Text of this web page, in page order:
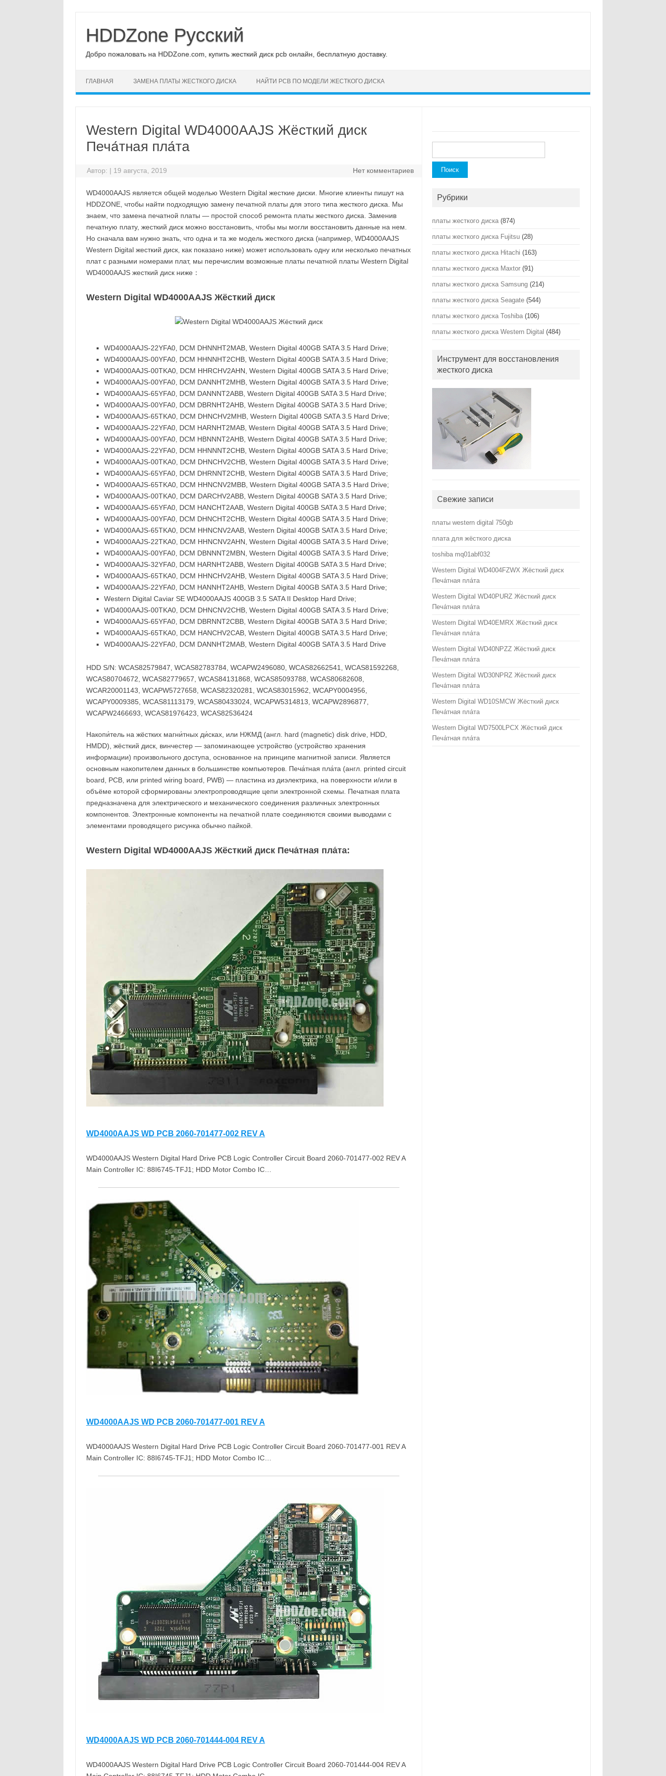
содержимому
HDDZone Русский
Добро пожаловать на HDDZone.com, купить жесткий диск pcb онлайн, бесплатную доставку.
ГЛАВНАЯ ЗАМЕНА ПЛАТЫ ЖЕСТКОГО ДИСКА НАЙТИ PCB ПО МОДЕЛИ ЖЕСТКОГО ДИСКА
Western Digital WD4000AAJS Жёсткий диск
Печа́тная пла́та
Автор: | 19 августа, 2019 Нет комментариев
WD4000AAJS является общей моделью Western Digital жесткие диски. Многие клиенты пишут на
HDDZONE, чтобы найти подходящую замену печатной платы для этого типа жесткого диска. Мы
знаем, что замена печатной платы — простой способ ремонта платы жесткого диска. Заменив
печатную плату, жесткий диск можно восстановить, чтобы мы могли восстановить данные на нем.
Но сначала вам нужно знать, что одна и та же модель жесткого диска (например, WD4000AAJS
Western Digital жесткий диск, как показано ниже) может использовать одну или несколько печатных
плат с разными номерами плат, мы перечислим возможные платы печатной платы Western Digital
WD4000AAJS жесткий диск ниже：
Western Digital WD4000AAJS Жёсткий диск
WD4000AAJS-22YFA0, DCM DHNNHT2MAB, Western Digital 400GB SATA 3.5 Hard Drive;
WD4000AAJS-00YFA0, DCM HHNNHT2CHB, Western Digital 400GB SATA 3.5 Hard Drive;
WD4000AAJS-00TKA0, DCM HHRCHV2AHN, Western Digital 400GB SATA 3.5 Hard Drive;
WD4000AAJS-00YFA0, DCM DANNHT2MHB, Western Digital 400GB SATA 3.5 Hard Drive;
WD4000AAJS-65YFA0, DCM DANNNT2ABB, Western Digital 400GB SATA 3.5 Hard Drive;
WD4000AAJS-00YFA0, DCM DBRNHT2AHB, Western Digital 400GB SATA 3.5 Hard Drive;
WD4000AAJS-65TKA0, DCM DHNCHV2MHB, Western Digital 400GB SATA 3.5 Hard Drive;
WD4000AAJS-22YFA0, DCM HARNHT2MAB, Western Digital 400GB SATA 3.5 Hard Drive;
WD4000AAJS-00YFA0, DCM HBNNNT2AHB, Western Digital 400GB SATA 3.5 Hard Drive;
WD4000AAJS-22YFA0, DCM HHNNNT2CHB, Western Digital 400GB SATA 3.5 Hard Drive;
WD4000AAJS-00TKA0, DCM DHNCHV2CHB, Western Digital 400GB SATA 3.5 Hard Drive;
WD4000AAJS-65YFA0, DCM DHRNNT2CHB, Western Digital 400GB SATA 3.5 Hard Drive;
WD4000AAJS-65TKA0, DCM HHNCNV2MBB, Western Digital 400GB SATA 3.5 Hard Drive;
WD4000AAJS-00TKA0, DCM DARCHV2ABB, Western Digital 400GB SATA 3.5 Hard Drive;
WD4000AAJS-65YFA0, DCM HANCHT2AAB, Western Digital 400GB SATA 3.5 Hard Drive;
WD4000AAJS-00YFA0, DCM DHNCHT2CHB, Western Digital 400GB SATA 3.5 Hard Drive;
WD4000AAJS-65TKA0, DCM HHNCNV2AAB, Western Digital 400GB SATA 3.5 Hard Drive;
WD4000AAJS-22TKA0, DCM HHNCNV2AHN, Western Digital 400GB SATA 3.5 Hard Drive;
WD4000AAJS-00YFA0, DCM DBNNNT2MBN, Western Digital 400GB SATA 3.5 Hard Drive;
WD4000AAJS-32YFA0, DCM HARNHT2ABB, Western Digital 400GB SATA 3.5 Hard Drive;
WD4000AAJS-65TKA0, DCM HHNCHV2AHB, Western Digital 400GB SATA 3.5 Hard Drive;
WD4000AAJS-22YFA0, DCM HANNHT2AHB, Western Digital 400GB SATA 3.5 Hard Drive;
Western Digital Caviar SE WD4000AAJS 400GB 3.5 SATA II Desktop Hard Drive;
WD4000AAJS-00TKA0, DCM DHNCNV2CHB, Western Digital 400GB SATA 3.5 Hard Drive;
WD4000AAJS-65YFA0, DCM DBRNNT2CBB, Western Digital 400GB SATA 3.5 Hard Drive;
WD4000AAJS-65TKA0, DCM HANCHV2CAB, Western Digital 400GB SATA 3.5 Hard Drive;
WD4000AAJS-22YFA0, DCM DANNHT2MAB, Western Digital 400GB SATA 3.5 Hard Drive
HDD S/N: WCAS82579847, WCAS82783784, WCAPW2496080, WCAS82662541, WCAS81592268,
WCAS80704672, WCAS82779657, WCAS84131868, WCAS85093788, WCAS80682608,
WCAR20001143, WCAPW5727658, WCAS82320281, WCAS83015962, WCAPY0004956,
WCAPY0009385, WCAS81113179, WCAS80433024, WCAPW5314813, WCAPW2896877,
WCAPW2466693, WCAS81976423, WCAS82536424
Накопи́тель на жёстких магни́тных ди́сках, или НЖМД (англ. hard (magnetic) disk drive, HDD,
HMDD), жёсткий диск, винчестер — запоминающее устройство (устройство хранения
информации) произвольного доступа, основанное на принципе магнитной записи. Является
основным накопителем данных в большинстве компьютеров. Печа́тная пла́та (англ. printed circuit
board, PCB, или printed wiring board, PWB) — пластина из диэлектрика, на поверхности и/или в
объёме которой сформированы электропроводящие цепи электронной схемы. Печатная плата
предназначена для электрического и механического соединения различных электронных
компонентов. Электронные компоненты на печатной плате соединяются своими выводами с
элементами проводящего рисунка обычно пайкой.
Western Digital WD4000AAJS Жёсткий диск Печа́тная пла́та:
WD4000AAJS WD PCB 2060-701477-002 REV A
WD4000AAJS Western Digital Hard Drive PCB Logic Controller Circuit Board 2060-701477-002 REV A
Main Controller IC: 88I6745-TFJ1; HDD Motor Combo IC…
WD4000AAJS WD PCB 2060-701477-001 REV A
WD4000AAJS Western Digital Hard Drive PCB Logic Controller Circuit Board 2060-701477-001 REV A
Main Controller IC: 88I6745-TFJ1; HDD Motor Combo IC…
WD4000AAJS WD PCB 2060-701444-004 REV A
WD4000AAJS Western Digital Hard Drive PCB Logic Controller Circuit Board 2060-701444-004 REV A
Рубрики
платы жесткого диска (874)
платы жесткого диска Fujitsu (28)
платы жесткого диска Hitachi (163)
платы жесткого диска Maxtor (91)
платы жесткого диска Samsung (214)
платы жесткого диска Seagate (544)
платы жесткого диска Toshiba (106)
платы жесткого диска Western Digital (484)
Инструмент для восстановления
жесткого диска
Свежие записи
платы western digital 750gb
плата для жёсткого диска
toshiba mq01abf032
Western Digital WD4004FZWX Жёсткий диск
Печа́тная пла́та
Western Digital WD40PURZ Жёсткий диск
Печа́тная пла́та
Western Digital WD40EMRX Жёсткий диск
Печа́тная пла́та
Western Digital WD40NPZZ Жёсткий диск
Печа́тная пла́та
Western Digital WD30NPRZ Жёсткий диск
Печа́тная пла́та
Western Digital WD10SMCW Жёсткий диск
Печа́тная пла́та
Western Digital WD7500LPCX Жёсткий диск
Печа́тная пла́та